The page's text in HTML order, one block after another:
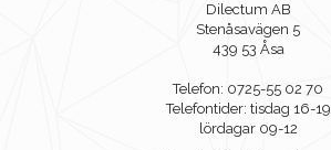
Dilectum AB
Stenåsavägen 5
439 53 Åsa
Telefon: 0725-55 02 70
Telefontider: tisdag 16-19
lördagar 09-12